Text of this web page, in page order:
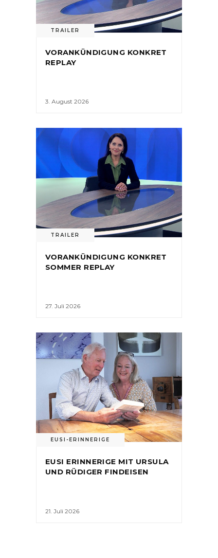
TRAILER
VORANKÜNDIGUNG KONKRET
REPLAY
3. August 2026
TRAILER
VORANKÜNDIGUNG KONKRET
SOMMER REPLAY
27. Juli 2026
EUSI-ERINNERIGE
EUSI ERINNERIGE MIT URSULA
UND RÜDIGER FINDEISEN
21. Juli 2026